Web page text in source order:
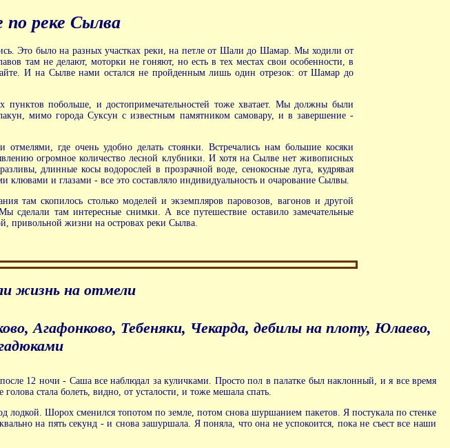
реке Сылва
Это было на разных участках реки, на петле от Шали до Шамар. Мы ходили от
там не делают, моторки не гоняют, но есть в тех местах свои особенности, в
И на Сылве нами остался не пройденным лишь один отрезок: от Шамар до
побольше, и достопримечательностей тоже хватает. Мы должны были
мимо города Суксун с известным памятником самовару, и в завершение -
где очень удобно делать стоянки. Встречались нам большие косяки
огромное количество лесной клубники. И хотя на Сылве нет живописных
длинные косы водорослей в прозрачной воде, сенокосные луга, кудрявая
и глазами - все это составляло индивидуальность и очарование Сылвы.
там скопилось столько моделей и экземпляров паровозов, вагонов и другой
там интересные снимки. А все путешествие оставило замечательные
привольной жизни на островах реки Сылва.
жизнь на отмели
Агафонково, Тебеняки, Чекарда, дебилы на плоту, Юлаево,
12 ночи - Саша все наблюдал за куличками. Просто пол в палатке был наклонный, и я все время
стала болеть, видно, от усталости, и тоже мешала спать.
Шорох сменился топотом по земле, потом снова шуршанием пакетов. Я постукала по стенке
на пять секунд - и снова зашуршала. Я поняла, что она не успокоится, пока не съест все наши